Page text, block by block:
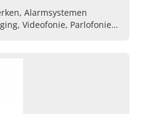
Alarmsystemen
Videofonie, Parlofonie,